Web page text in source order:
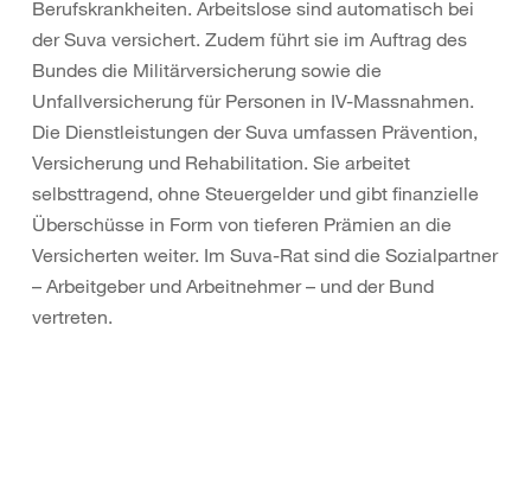
Berufskrankheiten. Arbeitslose sind automatisch bei
der Suva versichert. Zudem führt sie im Auftrag des
Bundes die Militärversicherung sowie die
Unfallversicherung für Personen in IV-Massnahmen.
Die Dienstleistungen der Suva umfassen Prävention,
Versicherung und Rehabilitation. Sie arbeitet
selbsttragend, ohne Steuergelder und gibt finanzielle
Überschüsse in Form von tieferen Prämien an die
Versicherten weiter. Im Suva-Rat sind die Sozialpartner
– Arbeitgeber und Arbeitnehmer – und der Bund
vertreten.